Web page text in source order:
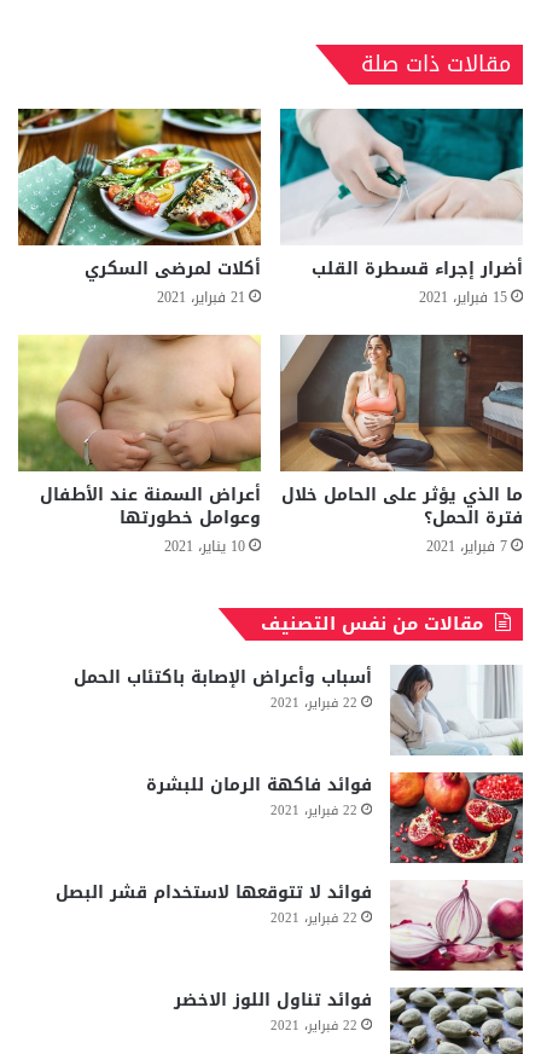
مقالات ذات صلة
أضرار إجراء قسطرة القلب
15 فبراير، 2021
أكلات لمرضى السكري
21 فبراير، 2021
ما الذي يؤثر على الحامل خلال
فترة الحمل؟
7 فبراير، 2021
أعراض السمنة عند الأطفال
وعوامل خطورتها
10 يناير، 2021
مقالات من نفس التصنيف
أسباب وأعراض الإصابة باكتئاب الحمل
22 فبراير، 2021
فوائد فاكهة الرمان للبشرة
22 فبراير، 2021
فوائد لا تتوقعها لاستخدام قشر البصل
22 فبراير، 2021
فوائد تناول اللوز الاخضر
22 فبراير، 2021